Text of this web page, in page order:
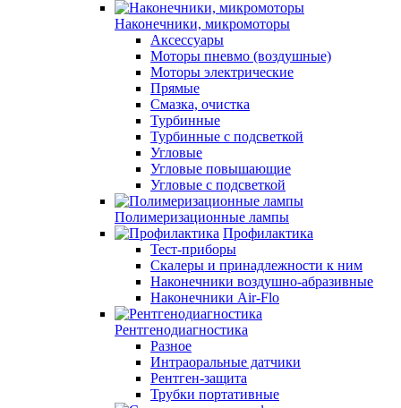
Наконечники, микромоторы
Аксессуары
Моторы пневмо (воздушные)
Моторы электрические
Прямые
Смазка, очистка
Турбинные
Турбинные с подсветкой
Угловые
Угловые повышающие
Угловые с подсветкой
Полимеризационные лампы
Профилактика
Тест-приборы
Скалеры и принадлежности к ним
Наконечники воздушно-абразивные
Наконечники Air-Flo
Рентгенодиагностика
Разное
Интраоральные датчики
Рентген-защита
Трубки портативные